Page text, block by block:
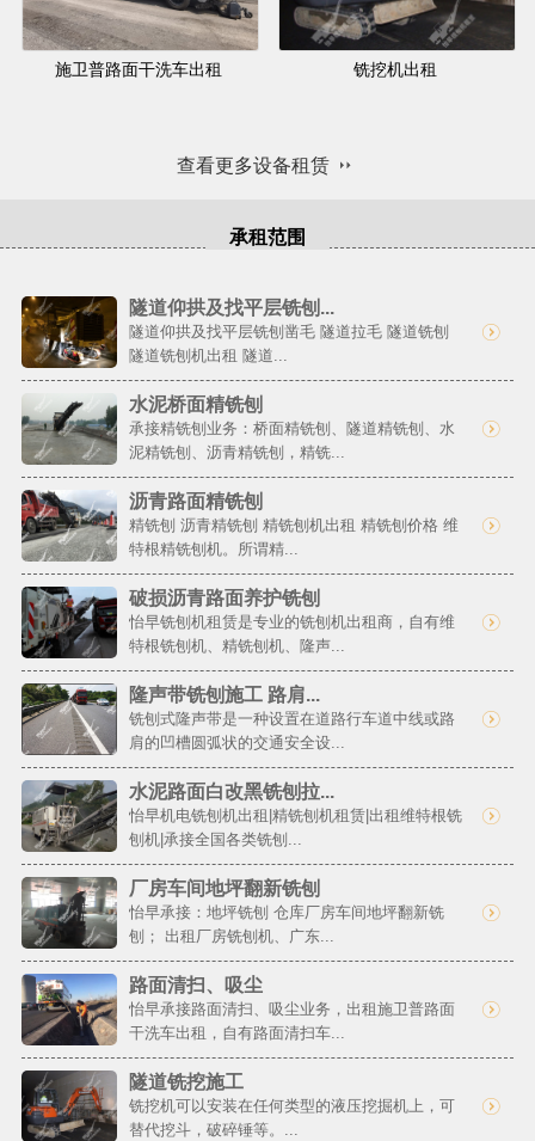
施卫普路面干洗车出租 铣挖机出租
查看更多设备租赁
承租范围
隧道仰拱及找平层铣刨...
隧道仰拱及找平层铣刨凿毛 隧道拉毛 隧道铣刨
隧道铣刨机出租 隧道...
水泥桥面精铣刨
承接精铣刨业务：桥面精铣刨、隧道精铣刨、水
泥精铣刨、沥青精铣刨，精铣...
沥青路面精铣刨
精铣刨 沥青精铣刨 精铣刨机出租 精铣刨价格 维
特根精铣刨机。所谓精...
破损沥青路面养护铣刨
怡早铣刨机租赁是专业的铣刨机出租商，自有维
特根铣刨机、精铣刨机、隆声...
隆声带铣刨施工 路肩...
铣刨式隆声带是一种设置在道路行车道中线或路
肩的凹槽圆弧状的交通安全设...
水泥路面白改黑铣刨拉...
怡早机电铣刨机出租|精铣刨机租赁|出租维特根铣
刨机|承接全国各类铣刨...
厂房车间地坪翻新铣刨
怡早承接：地坪铣刨 仓库厂房车间地坪翻新铣
刨； 出租厂房铣刨机、广东...
路面清扫、吸尘
怡早承接路面清扫、吸尘业务，出租施卫普路面
干洗车出租，自有路面清扫车...
隧道铣挖施工
铣挖机可以安装在任何类型的液压挖掘机上，可
替代挖斗，破碎锤等。...